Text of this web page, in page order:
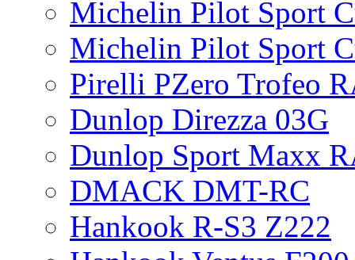
Michelin Pilot Sport
Michelin Pilot Sport
Pirelli PZero Trofeo
Dunlop Direzza 03G
Dunlop Sport Maxx
DMACK DMT-RC
Hankook R-S3 Z222